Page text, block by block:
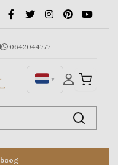
0642044777
▼